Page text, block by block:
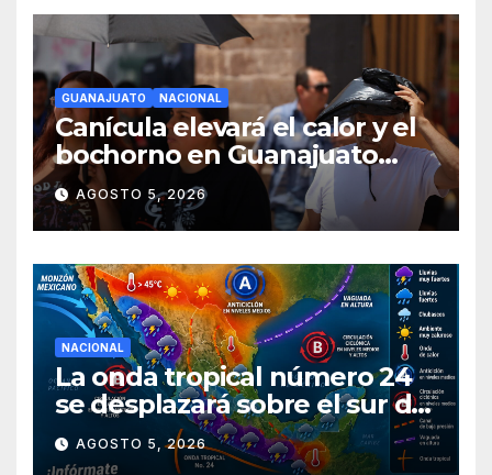
GUANAJUATO NACIONAL
Canícula elevará el calor y el
bochorno en Guanajuato
durante agosto
AGOSTO 5, 2026
NACIONAL
La onda tropical número 24
se desplazará sobre el sur del
territorio nacional
AGOSTO 5, 2026